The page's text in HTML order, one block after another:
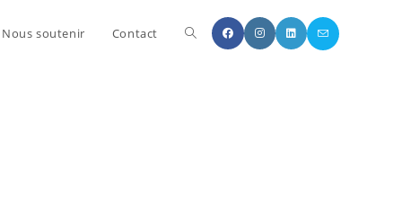
Nous soutenir Contact